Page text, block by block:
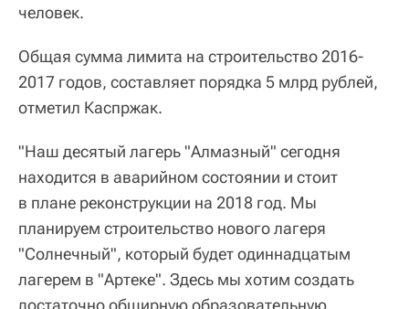
человек.
Общая сумма лимита на строительство 2016-
2017 годов, составляет порядка 5 млрд рублей,
отметил Каспржак.
"Наш десятый лагерь "Алмазный" сегодня
находится в аварийном состоянии и стоит
в плане реконструкции на 2018 год. Мы
планируем строительство нового лагеря
"Солнечный", который будет одиннадцатым
лагерем в "Артеке". Здесь мы хотим создать
достаточно обширную образовательную